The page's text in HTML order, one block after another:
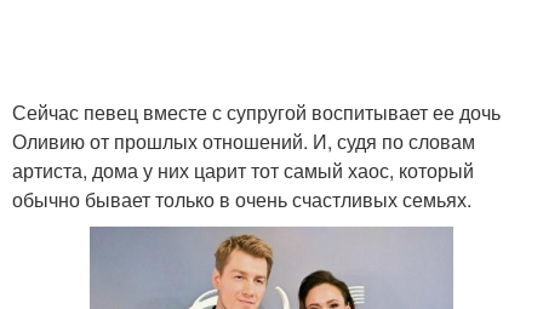
Сейчас певец вместе с супругой воспитывает ее дочь
Оливию от прошлых отношений. И, судя по словам
артиста, дома у них царит тот самый хаос, который
обычно бывает только в очень счастливых семьях.